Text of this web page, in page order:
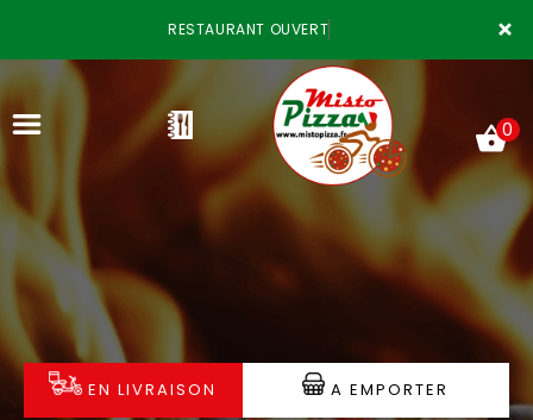
×
RESTAURANT OUVERT
ACCUEIL
LA CARTE
VOTRE COMPTE
0
EN LIVRAISON A EMPORTER